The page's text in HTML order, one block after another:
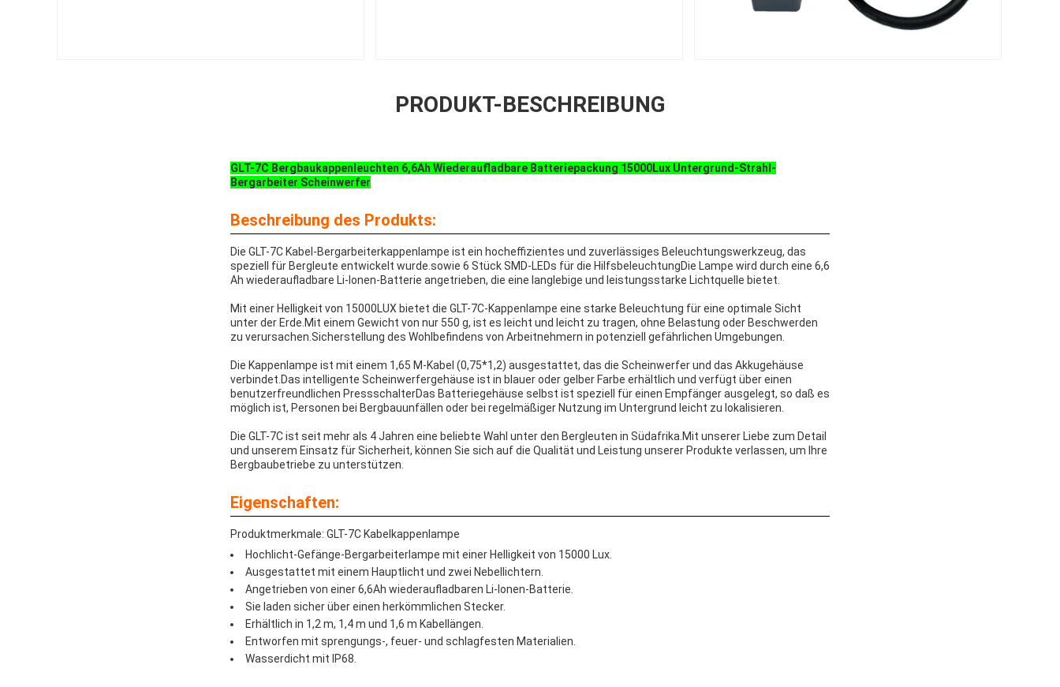
PRODUKT-BESCHREIBUNG
GLT-7C Bergbaukappenleuchten 6,6Ah Wiederaufladbare Batteriepackung 15000Lux Untergrund-Strahl-
Bergarbeiter Scheinwerfer
Beschreibung des Produkts:
Die GLT-7C Kabel-Bergarbeiterkappenlampe ist ein hocheffizientes und zuverlässiges Beleuchtungswerkzeug, das
speziell für Bergleute entwickelt wurde.sowie 6 Stück SMD-LEDs für die HilfsbeleuchtungDie Lampe wird durch eine 6,6
Ah wiederaufladbare Li-Ionen-Batterie angetrieben, die eine langlebige und leistungsstarke Lichtquelle bietet.
Mit einer Helligkeit von 15000LUX bietet die GLT-7C-Kappenlampe eine starke Beleuchtung für eine optimale Sicht
unter der Erde.Mit einem Gewicht von nur 550 g, ist es leicht und leicht zu tragen, ohne Belastung oder Beschwerden
zu verursachen.Sicherstellung des Wohlbefindens von Arbeitnehmern in potenziell gefährlichen Umgebungen.
Die Kappenlampe ist mit einem 1,65 M-Kabel (0,75*1,2) ausgestattet, das die Scheinwerfer und das Akkugehäuse
verbindet.Das intelligente Scheinwerfergehäuse ist in blauer oder gelber Farbe erhältlich und verfügt über einen
benutzerfreundlichen PressschalterDas Batteriegehäuse selbst ist speziell für einen Empfänger ausgelegt, so daß es
möglich ist, Personen bei Bergbauunfällen oder bei regelmäßiger Nutzung im Untergrund leicht zu lokalisieren.
Die GLT-7C ist seit mehr als 4 Jahren eine beliebte Wahl unter den Bergleuten in Südafrika.Mit unserer Liebe zum Detail
und unserem Einsatz für Sicherheit, können Sie sich auf die Qualität und Leistung unserer Produkte verlassen, um Ihre
Bergbaubetriebe zu unterstützen.
Eigenschaften:
Produktmerkmale: GLT-7C Kabelkappenlampe
Hochlicht-Gefänge-Bergarbeiterlampe mit einer Helligkeit von 15000 Lux.
Ausgestattet mit einem Hauptlicht und zwei Nebellichtern.
Angetrieben von einer 6,6Ah wiederaufladbaren Li-Ionen-Batterie.
Sie laden sicher über einen herkömmlichen Stecker.
Erhältlich in 1,2 m, 1,4 m und 1,6 m Kabellängen.
Entworfen mit sprengungs-, feuer- und schlagfesten Materialien.
Wasserdicht mit IP68.